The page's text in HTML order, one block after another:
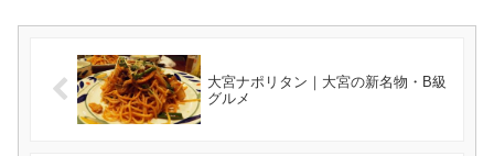
大宮ナポリタン｜大宮の新名物・B級
グルメ